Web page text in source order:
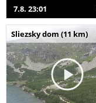
7.8. 23:01
Sliezsky dom (11 km)